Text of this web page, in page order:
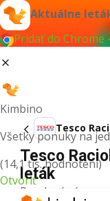
Aktuálne
Pridať do Chrome
Kimbino
Všetky ponuky na
(14,1 tis. hodnotení)
Otvoriť
Tesco
Tesco
leták
Pre daný výraz